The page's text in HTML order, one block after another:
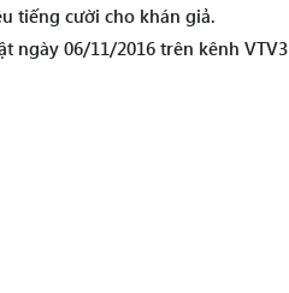
tiếng cười cho khán giả.
ngày 06/11/2016 trên kênh VTV3